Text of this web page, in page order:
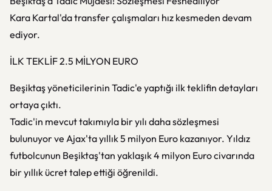
Kara Kartal'da transfer çalışmaları hız kesmeden devam
ediyor.
İLK TEKLİF 2.5 MİLYON EURO
Beşiktaş yöneticilerinin Tadic'e yaptığı ilk teklifin detayları
ortaya çıktı.
Tadic'in mevcut takımıyla bir yılı daha sözleşmesi
bulunuyor ve Ajax'ta yıllık 5 milyon Euro kazanıyor. Yıldız
futbolcunun Beşiktaş'tan yaklaşık 4 milyon Euro civarında
bir yıllık ücret talep ettiği öğrenildi.